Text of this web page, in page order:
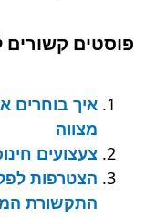
פוסטים קשורים
איך בוחרים
מצווה
צעצועים
הצטרפות
התקשורת